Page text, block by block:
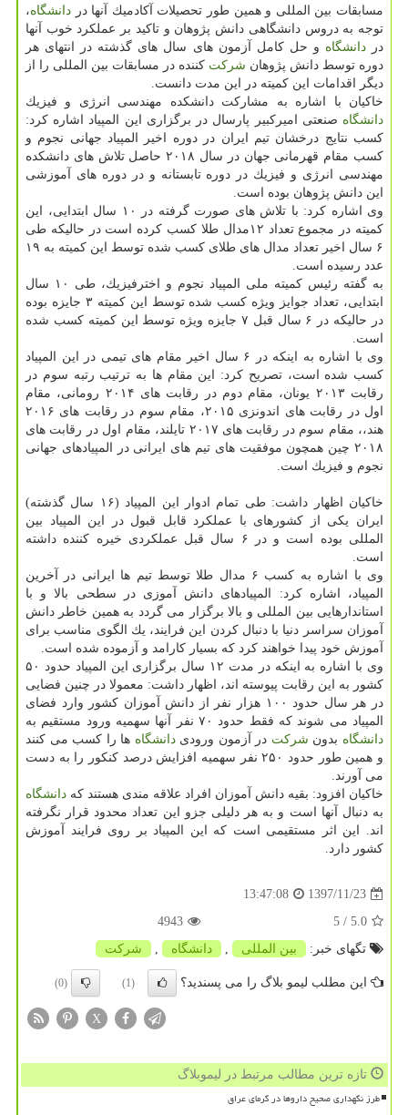
مسابقات بین المللی و همین طور تحصیلات آكادمیك آنها در دانشگاه،
توجه به دروس دانشگاهی دانش پژوهان و تاكید بر عملكرد خوب آنها
دردانشگاه و حل كامل آزمون های سال های گذشته در انتهای هر
دوره توسط دانش پژوهان شركت كننده در مسابقات بین المللی را از
دیگر اقدامات این كمیته در این مدت دانست.
خاكیان با اشاره به مشاركت دانشكده مهندسی انرژی و فیزیك
دانشگاه صنعتی امیركبیر پارسال در برگزاری این المپیاد اشاره كرد:
كسب نتایج درخشان تیم ایران در دوره اخیر المپیاد جهانی نجوم و
كسب مقام قهرمانی جهان در سال ۲۰۱۸ حاصل تلاش های دانشكده
مهندسی انرژی و فیزیك در دوره تابستانه و در دوره های آموزشی
این دانش پژوهان بوده است.
وی اشاره كرد: با تلاش های صورت گرفته در ۱۰ سال ابتدایی، این
كمیته در مجموع تعداد ۱۲مدال طلا كسب كرده است در حالیكه طی
۶ سال اخیر تعداد مدال های طلای كسب شده توسط این كمیته به ۱۹
عدد رسیده است.
به گفته رئیس كمیته ملی المپیاد نجوم و اخترفیزیك، طی ۱۰ سال
ابتدایی، تعداد جوایز ویژه كسب شده توسط این كمیته ۳ جایزه بوده
در حالیكه در ۶ سال قبل ۷ جایزه ویژه توسط این كمیته كسب شده
است.
وی با اشاره به اینكه در ۶ سال اخیر مقام های تیمی در این المپیاد
كسب شده است، تصریح كرد: این مقام ها به ترتیب رتبه سوم در
رقابت ۲۰۱۳ یونان، مقام دوم در رقابت های ۲۰۱۴ رومانی، مقام
اول در رقابت های اندونزی ۲۰۱۵، مقام سوم در رقابت های ۲۰۱۶
هند،، مقام سوم در رقابت های ۲۰۱۷ تایلند، مقام اول در رقابت های
۲۰۱۸ چین همچون موفقیت های تیم های ایرانی در المپیادهای جهانی
نجوم و فیزیك است.
خاكیان اظهار داشت: طی تمام ادوار این المپیاد (۱۶ سال گذشته)
ایران یكی از كشورهای با عملكرد قابل قبول در این المپیاد بین
المللی بوده است و در ۶ سال قبل عملكردی خیره كننده داشته
است.
وی با اشاره به كسب ۶ مدال طلا توسط تیم ها ایرانی در آخرین
المپیاد، اشاره كرد: المپیادهای دانش آموزی در سطحی بالا و با
استاندارهایی بین المللی و بالا برگزار می گردد به همین خاطر دانش
آموزان سراسر دنیا با دنبال كردن این فرایند، یك الگوی مناسب برای
آموزش خود پیدا خواهند كرد كه بسیار كارامد و آزموده شده است.
وی با اشاره به اینكه در مدت ۱۲ سال برگزاری این المپیاد حدود ۵۰
كشور به این رقابت پیوسته اند، اظهار داشت: معمولا در چنین فضایی
در هر سال حدود ۱۰۰ هزار نفر از دانش آموزان كشور وارد فضای
المپیاد می شوند كه فقط حدود ۷۰ نفر آنها سهمیه ورود مستقیم به
دانشگاه بدون شركت در آزمون ورودیدانشگاه ها را كسب می كنند
و همین طور حدود ۲۵۰ نفر سهمیه افزایش درصد كنكور را به دست
می آورند.
خاكیان افزود: بقیه دانش آموزان افراد علاقه مندی هستند كه دانشگاه
به دنبال آنها است و به هر دلیلی جزو این تعداد محدود قرار نگرفته
اند. این اثر مستقیمی است كه این المپیاد بر روی فرایند آموزش
كشور دارد.
1397/11/23
13:47:08
5.0
/ 5
4943
تگهای خبر:
بین المللی , دانشگاه , شركت
این مطلب لیمو بلاگ را می پسندید؟ (1)
(0)
X
تازه ترین مطالب مرتبط در لیموبلاگ
طرز نگهداری صحیح داروها در گرمای عراق